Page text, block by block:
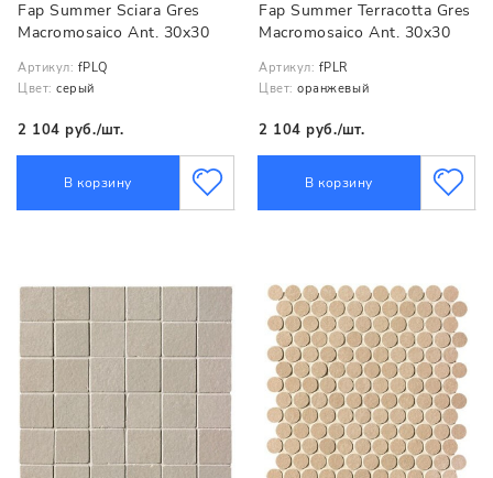
Fap Summer Sciara Gres
Macromosaico Ant. 30x30
Артикул: fPLQ
Цвет: серый
2 104 руб./шт.
В корзину
Fap Summer Terracotta Gres
Macromosaico Ant. 30x30
Артикул: fPLR
Цвет: оранжевый
2 104 руб./шт.
В корзину